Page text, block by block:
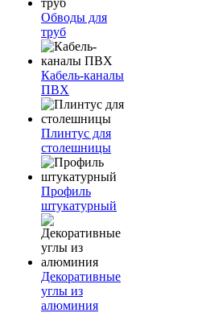
Обводы для
труб
Кабель-каналы
ПВХ
Плинтус для
столешницы
Профиль
штукатурный
Декоративные
углы из
алюминия